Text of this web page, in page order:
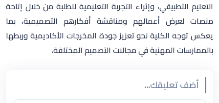
التعليم التطبيقي، وإثراء التجربة التعليمية للطلبة من خلال إتاحة
منصات لعرض أعمالهم ومناقشة أفكارهم التصميمية، بما
يعكس توجه الكلية نحو تعزيز جودة المخرجات الأكاديمية وربطها
بالممارسات المهنية في مجالات التصميم المختلفة.
أضف تعليقك...